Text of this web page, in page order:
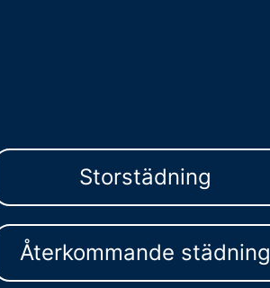
Storstädning
Återkommande städning